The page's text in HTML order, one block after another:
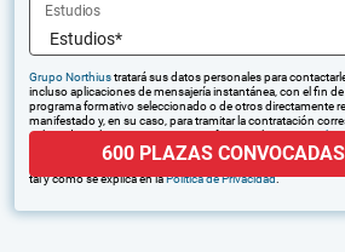
Estudios
Grupo Northiustratará sus datos personales para
incluso aplicaciones de mensajería instantánea, con el fin
programa formativo seleccionado o de otros directamente
manifestado y, en su caso, para tramitar la contratación
solicitud con las empresas que conforman el
puedan hacerle llegar la mejor oferta de productos y
tal y como se explica en laPolítica de Privacidad.
600 PLAZAS